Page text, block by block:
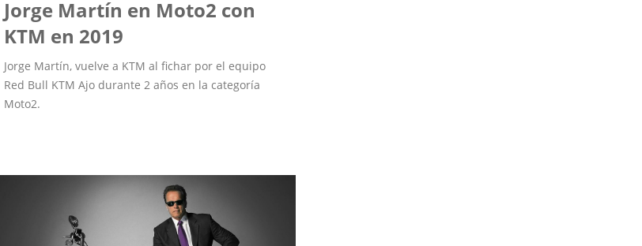
Jorge Martín en Moto2 con
KTM en 2019
Jorge Martín, vuelve a KTM al fichar por el equipo
Red Bull KTM Ajo durante 2 años en la categoría
Moto2.